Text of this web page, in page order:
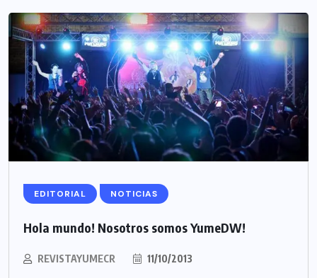
EDITORIAL NOTICIAS
Hola mundo! Nosotros somos YumeDW!
REVISTAYUMECR 11/10/2013